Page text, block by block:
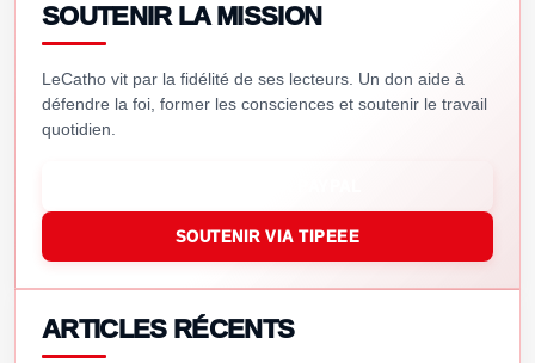
SOUTENIR LA MISSION
LeCatho vit par la fidélité de ses lecteurs. Un don aide à
défendre la foi, former les consciences et soutenir le travail
quotidien.
SOUTENIR VIA TIPEEE
ARTICLES RÉCENTS